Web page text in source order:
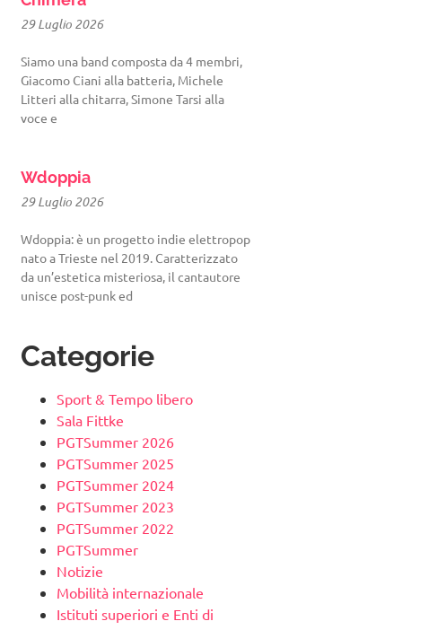
29 Luglio 2026
Siamo una band composta da 4 membri,
Giacomo Ciani alla batteria, Michele
Litteri alla chitarra, Simone Tarsi alla
voce e
Wdoppia
29 Luglio 2026
Wdoppia: è un progetto indie elettropop
nato a Trieste nel 2019. Caratterizzato
da un’estetica misteriosa, il cantautore
unisce post-punk ed
Categorie
Sport & Tempo libero
Sala Fittke
PGTSummer 2026
PGTSummer 2025
PGTSummer 2024
PGTSummer 2023
PGTSummer 2022
PGTSummer
Notizie
Mobilità internazionale
Istituti superiori e Enti di